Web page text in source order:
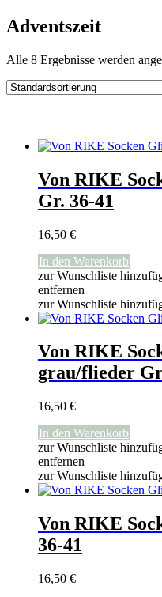
Adventszeit
Alle 8 Ergebnisse werden
Von RIKE
Gr. 36-41
16,50 €
In den Warenkorb
zur Wunschliste
entfernen
zur Wunschliste
Von RIKE
grau/flieder
16,50 €
In den Warenkorb
zur Wunschliste
entfernen
zur Wunschliste
Von RIKE
36-41
16,50 €